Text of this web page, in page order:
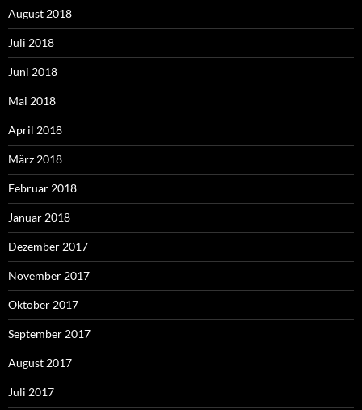
August 2018
Juli 2018
Juni 2018
Mai 2018
April 2018
März 2018
Februar 2018
Januar 2018
Dezember 2017
November 2017
Oktober 2017
September 2017
August 2017
Juli 2017